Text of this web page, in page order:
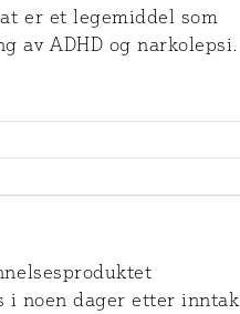
er et legemiddel som
av ADHD og narkolepsi.
i noen dager etter inntak